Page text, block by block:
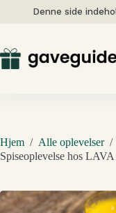
Denne side
Hjem / Alle oplevelser /
Spiseoplevelse hos